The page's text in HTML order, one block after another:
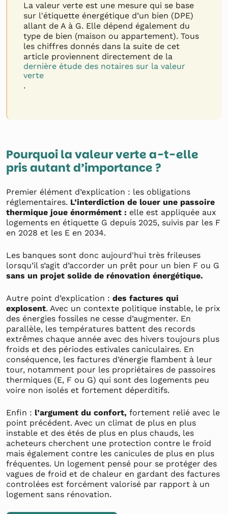
La valeur verte est une mesure qui se base
sur l'étiquette énergétique d’un bien (DPE)
allant de A à G. Elle dépend également du
type de bien (maison ou appartement). Tous
les chiffres donnés dans la suite de cet
article proviennent directement de la
dernière étude des notaires sur la valeur
verte
.
Pourquoi la valeur verte a-t-elle
pris autant d’importance ?
Premier élément d’explication : les obligations
réglementaires. L’interdiction de louer une passoire
thermique joue énormément : elle est appliquée aux
logements en étiquette G depuis 2025, suivis par les F
en 2028 et les E en 2034.
Les banques sont donc aujourd'hui très frileuses
lorsqu’il s’agit d’accorder un prêt pour un bien F ou G
sans un projet solide de rénovation énergétique.
Autre point d’explication : des factures qui
explosent. Avec un contexte politique instable, le prix
des énergies fossiles ne cesse d’augmenter. En
parallèle, les températures battent des records
extrêmes chaque année avec des hivers toujours plus
froids et des périodes estivales caniculaires. En
conséquence, les factures d’énergie flambent à leur
tour, notamment pour les propriétaires de passoires
thermiques (E, F ou G) qui sont des logements peu
voire non isolés et fortement déperditifs.
Enfin : l’argument du confort, fortement relié avec le
point précédent. Avec un climat de plus en plus
instable et des étés de plus en plus chauds, les
acheteurs cherchent une protection contre le froid
mais également contre les canicules de plus en plus
fréquentes. Un logement pensé pour se protéger des
vagues de froid et de chaleur en gardant des factures
controlées est forcément valorisé par rapport à un
logement sans rénovation.